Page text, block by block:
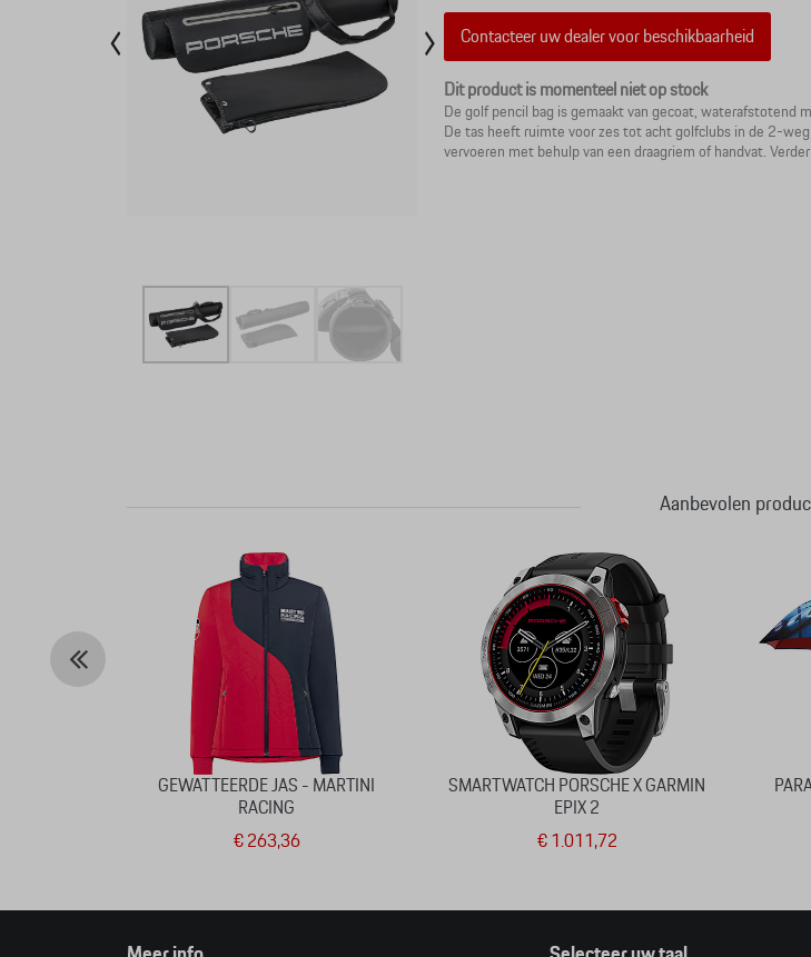
Contacteer uw dealer voor beschikbaarheid
Dit product is momenteel niet op stock
De golf pencil bag is gemaakt van gecoat, waterafstotend
De tas heeft ruimte voor zes tot acht golfclubs in de 2-
vervoeren met behulp van een draagriem of handvat.
Aanbevolen
GEWATTEERDE JAS - MARTINI
RACING
€ 263,36
SMARTWATCH PORSCHE X GARMIN
EPIX 2
€ 1.011,72